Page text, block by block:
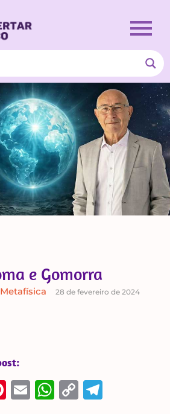
e Gomorra
Metafísica 28 de fevereiro de 2024
Pinterest
EmailWhatsApp
Copy